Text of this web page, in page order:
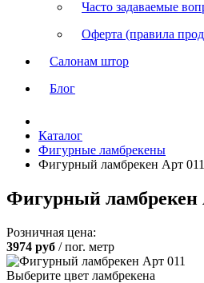
Часто задаваемые
Оферта (правила
Салонам штор
Блог
Каталог
Фигурные ламбрекены
Фигурный ламбрекен Арт 011
Фигурный ламбрекен
Розничная цена:
3974 руб / пог. метр
Выберите цвет ламбрекена